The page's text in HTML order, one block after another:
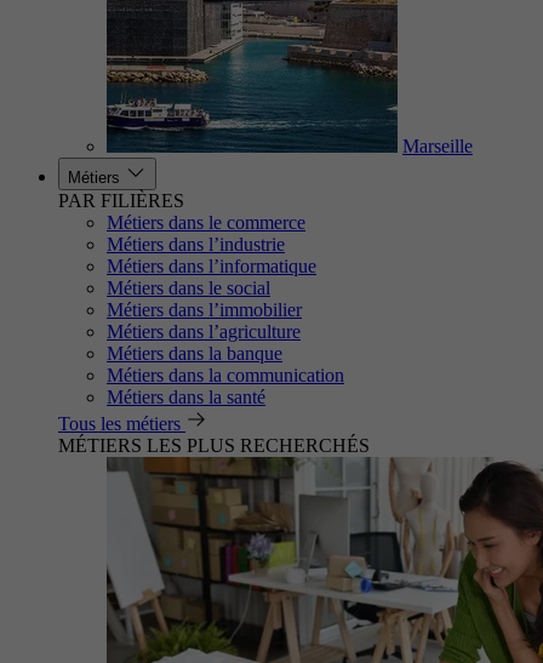
Marseille
Métiers
PAR FILIÈRES
Métiers dans le commerce
Métiers dans l’industrie
Métiers dans l’informatique
Métiers dans le social
Métiers dans l’immobilier
Métiers dans l’agriculture
Métiers dans la banque
Métiers dans la communication
Métiers dans la santé
Tous les métiers
MÉTIERS LES PLUS RECHERCHÉS